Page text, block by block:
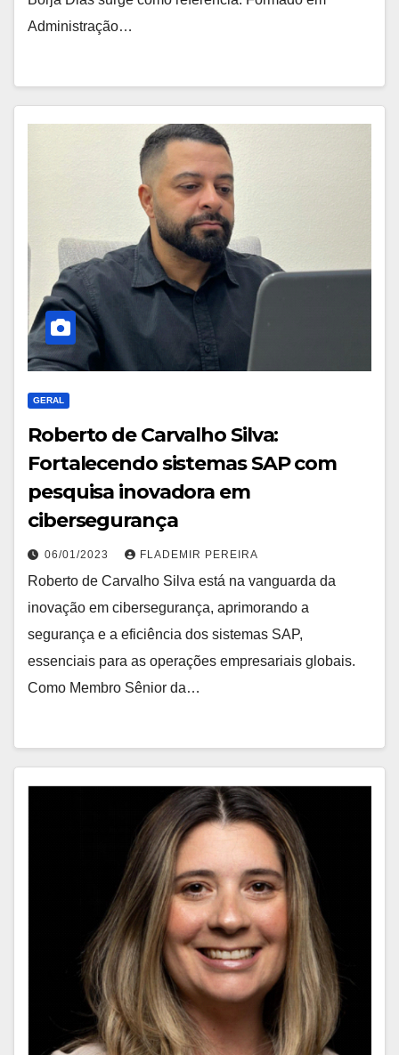
Administração…
GERAL
Roberto de Carvalho Silva:
Fortalecendo sistemas SAP com
pesquisa inovadora em
cibersegurança
06/01/2023 FLADEMIR PEREIRA
Roberto de Carvalho Silva está na vanguarda da
inovação em cibersegurança, aprimorando a
segurança e a eficiência dos sistemas SAP,
essenciais para as operações empresariais globais.
Como Membro Sênior da…